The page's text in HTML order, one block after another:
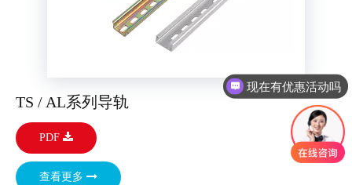
TS / AL系列导轨
PDF
查看更多
现在有优惠活动吗